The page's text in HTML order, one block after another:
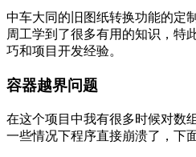
中车大同的旧图纸转换功能的定
周工学到了很多有用的知识，特
巧和项目开发经验。
容器越界问题
在这个项目中我有很多时候对数
一些情况下程序直接崩溃了，下